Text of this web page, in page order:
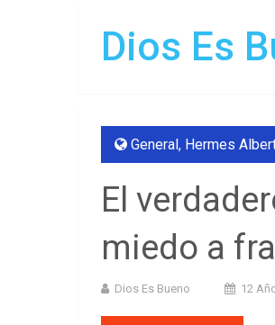
Dios Es
General, Hermes
El
miedo a
Dios Es Bueno 12